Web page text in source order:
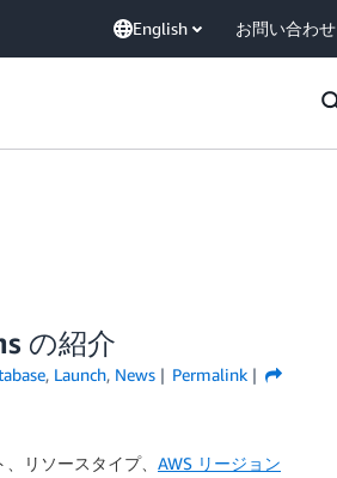
English お問い合わせ
の紹介
, Launch, News
Permalink
リソースタイプ、 AWS リージョン